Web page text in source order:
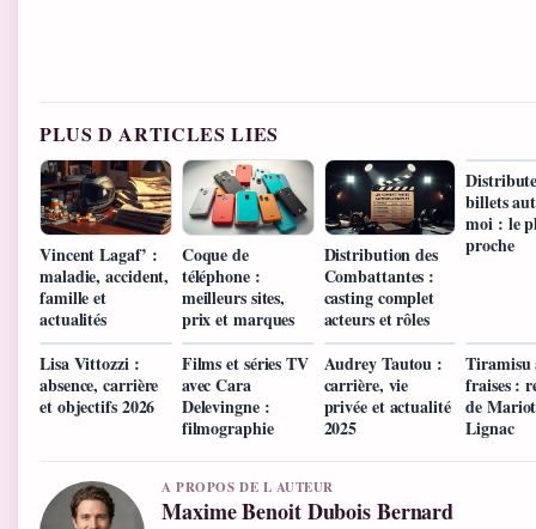
PLUS D ARTICLES LIES
Vincent Lagaf’ :
maladie, accident,
famille et
actualités
Coque de
téléphone :
meilleurs sites,
prix et marques
Distribution des
Combattantes :
casting complet
acteurs et rôles
billets
moi : le
proche
Lisa Vittozzi :
absence, carrière
et objectifs 2026
Films et séries TV
avec Cara
Delevingne :
filmographie
Audrey Tautou :
carrière, vie
privée et actualité
2025
Tiramisu
fraises :
de
Lignac
A PROPOS DE L AUTEUR
Maxime Benoit Dubois Bernard